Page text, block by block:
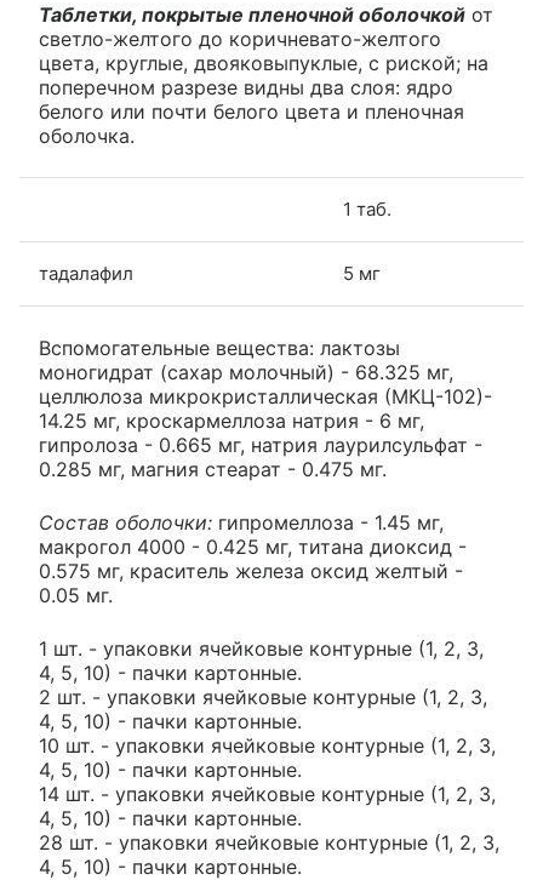
Таблетки, покрытые пленочной оболочкой от
светло-желтого до коричневато-желтого
цвета, круглые, двояковыпуклые, с риской; на
поперечном разрезе видны два слоя: ядро
белого или почти белого цвета и пленочная
оболочка.
1 таб.
тадалафил 5 мг
Вспомогательные вещества: лактозы
моногидрат (сахар молочный) - 68.325 мг,
целлюлоза микрокристаллическая (МКЦ-102)-
14.25 мг, кроскармеллоза натрия - 6 мг,
гипролоза - 0.665 мг, натрия лаурилсульфат -
0.285 мг, магния стеарат - 0.475 мг.
Состав оболочки: гипромеллоза - 1.45 мг,
макрогол 4000 - 0.425 мг, титана диоксид -
0.575 мг, краситель железа оксид желтый -
0.05 мг.
1 шт. - упаковки ячейковые контурные (1, 2, 3,
4, 5, 10) - пачки картонные.
2 шт. - упаковки ячейковые контурные (1, 2, 3,
4, 5, 10) - пачки картонные.
10 шт. - упаковки ячейковые контурные (1, 2, 3,
4, 5, 10) - пачки картонные.
14 шт. - упаковки ячейковые контурные (1, 2, 3,
4, 5, 10) - пачки картонные.
28 шт. - упаковки ячейковые контурные (1, 2, 3,
4, 5, 10) - пачки картонные.